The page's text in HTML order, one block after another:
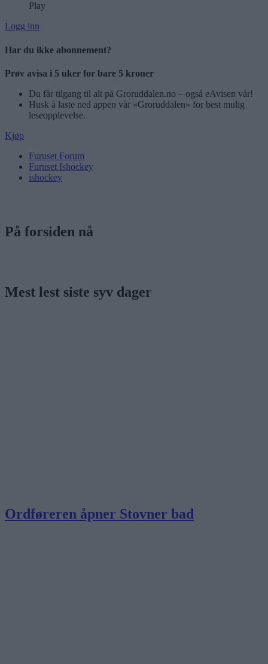
Play
Logg inn
Har du ikke abonnement?
Prøv avisa i 5 uker for bare 5 kroner
Du får tilgang til alt på Groruddalen.no – også eAvisen vår!
Husk å laste ned appen vår «Groruddalen» for best mulig
leseopplevelse.
Kjøp
Furuset Forum
Furuset Ishockey
ishockey
På forsiden nå
Mest lest siste syv dager
Ordføreren åpner Stovner bad